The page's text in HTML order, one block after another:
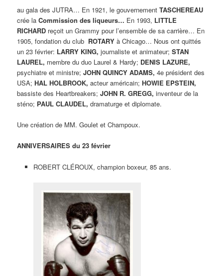
au gala des JUTRA… En 1921, le gouvernementTASCHEREAU
crée laCommission des liqueurs… En 1993, LITTLE
RICHARD reçoit un Grammy pour l’ensemble de sa carrière… En
1905, fondation du club ROTARY à Chicago… Nous ont quittés
un 23 février: LARRY KING, journaliste et animateur;STAN
LAUREL, membre du duo Laurel & Hardy; DENIS LAZURE,
psychiatre et ministre;JOHN QUINCY ADAMS, 4e président des
USA;HAL HOLBROOK, acteur américain;HOWIE EPSTEIN,
bassiste des Heartbreakers;JOHN R. GREGG, inventeur de la
sténo; PAUL CLAUDEL, dramaturge et diplomate.
Une création de MM. Goulet et Champoux.
ANNIVERSAIRES du 23 février
ROBERT CLÉROUX, champion boxeur, 85 ans.